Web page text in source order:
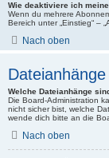
Wie deaktiviere ich
Wenn du mehrere
Bereich unter „Einstieg“ –
Nach oben
Dateianhänge
Welche Dateianhänge
Die Board-Administration
nicht sicher bist, welche
wende dich bitte an die
Nach oben